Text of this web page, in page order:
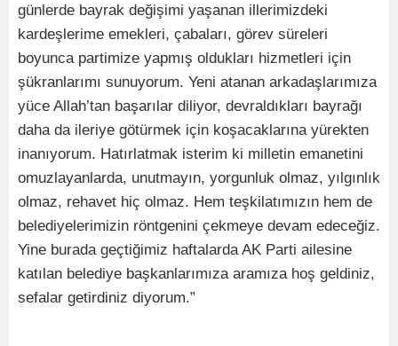
günlerde bayrak değişimi yaşanan illerimizdeki
kardeşlerime emekleri, çabaları, görev süreleri
boyunca partimize yapmış oldukları hizmetleri için
şükranlarımı sunuyorum. Yeni atanan arkadaşlarımıza
yüce Allah’tan başarılar diliyor, devraldıkları bayrağı
daha da ileriye götürmek için koşacaklarına yürekten
inanıyorum. Hatırlatmak isterim ki milletin emanetini
omuzlayanlarda, unutmayın, yorgunluk olmaz, yılgınlık
olmaz, rehavet hiç olmaz. Hem teşkilatımızın hem de
belediyelerimizin röntgenini çekmeye devam edeceğiz.
Yine burada geçtiğimiz haftalarda AK Parti ailesine
katılan belediye başkanlarımıza aramıza hoş geldiniz,
sefalar getirdiniz diyorum.”